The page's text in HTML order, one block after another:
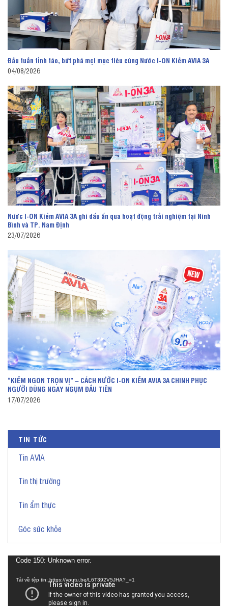
TIN TỨC
Tin AVIA
Tin thị trường
Tin ẩm thực
Góc sức khỏe
Trình
Code 150: Unknown error.
Tải về tệp tin: https://youtu.be/L6T392V5JHA?_=1
Đầu tuần tỉnh táo, bứt phá mọi mục tiêu cùng Nước I-ON Kiềm AVIA 3A
04/08/2026
Nước I-ON Kiềm AVIA 3A ghi dấu ấn qua hoạt động trải nghiệm tại Ninh
Bình và TP. Nam Định
23/07/2026
“KIỀM NGON TRỌN VỊ” – CÁCH NƯỚC I-ON KIỀM AVIA 3A CHINH PHỤC
NGƯỜI DÙNG NGAY NGỤM ĐẦU TIÊN
17/07/2026